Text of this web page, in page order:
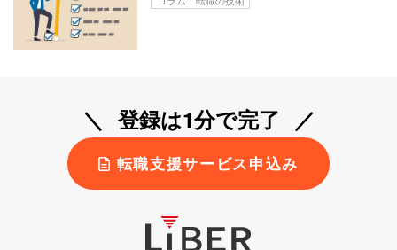
登録は1分で完了
転職支援サービス申込み